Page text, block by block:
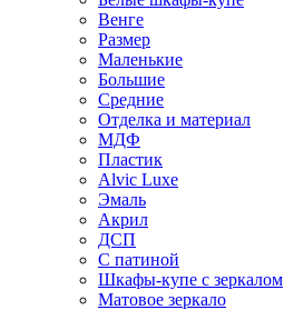
Венге
Размер
Маленькие
Большие
Средние
Отделка и материал
МДФ
Пластик
Alvic Luxe
Эмаль
Акрил
ДСП
С патиной
Шкафы-купе с зеркалом
Матовое зеркало